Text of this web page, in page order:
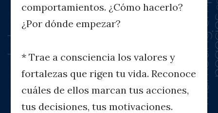
comportamientos. ¿Cómo hacerlo?
¿Por dónde empezar?
* Trae a consciencia los valores y
fortalezas que rigen tu vida. Reconoce
cuáles de ellos marcan tus acciones,
tus decisiones, tus motivaciones.